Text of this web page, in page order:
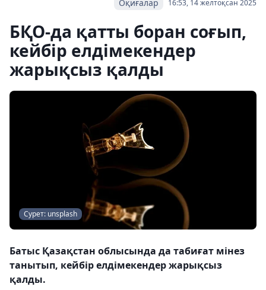
16:53, 14 желтоқсан 2025
Оқиғалар
БҚО-да қатты боран соғып,
кейбір елдімекендер
жарықсыз қалды
Сурет: unsplash
Батыс Қазақстан облысында да табиғат мінез
танытып, кейбір елдімекендер жарықсыз
қалды.